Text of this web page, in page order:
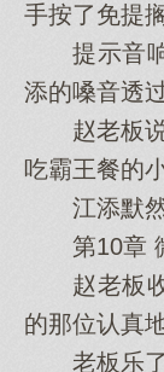
手按了免提
提示音响
添的嗓音透
赵老板说
吃霸王餐的
江添默然
第10章
赵老板收
的那位认真
老板乐了